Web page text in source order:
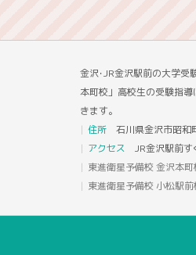
金沢･JR金沢駅前の大学受
本町校」高校生の受験指
きます。
住所 石川県金沢市昭和
アクセス JR金沢駅前す
東進衛星予備校 金沢本町
東進衛星予備校 小松駅前